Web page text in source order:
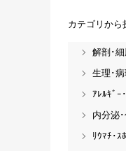
カテゴリから
解剖･
生理･
ｱﾚﾙｷﾞｰ
内分泌
ﾘｳﾏﾁ･ｽ